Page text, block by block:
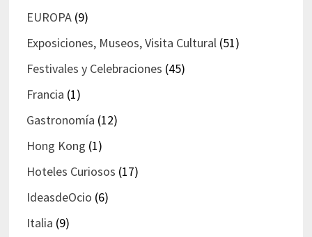
EUROPA(9)
Exposiciones, Museos, Visita Cultural(51)
Festivales y Celebraciones (45)
Francia (1)
Gastronomía (12)
Hong Kong (1)
Hoteles Curiosos (17)
IdeasdeOcio (6)
Italia (9)